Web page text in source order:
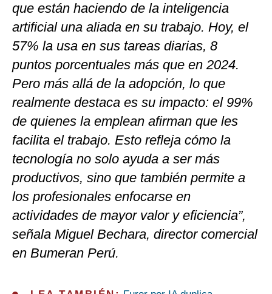
que están haciendo de la inteligencia
artificial una aliada en su trabajo. Hoy, el
57% la usa en sus tareas diarias, 8
puntos porcentuales más que en 2024.
Pero más allá de la adopción, lo que
realmente destaca es su impacto: el 99%
de quienes la emplean afirman que les
facilita el trabajo. Esto refleja cómo la
tecnología no solo ayuda a ser más
productivos, sino que también permite a
los profesionales enfocarse en
actividades de mayor valor y eficiencia”,
señala Miguel Bechara, director comercial
en Bumeran Perú.